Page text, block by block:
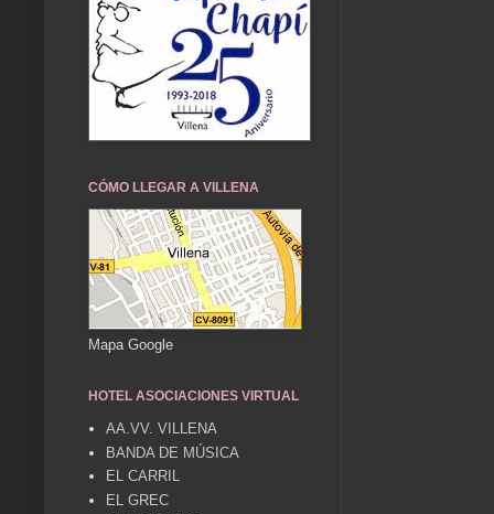
CÓMO LLEGAR A VILLENA
Mapa Google
HOTEL ASOCIACIONES VIRTUAL
AA.VV. VILLENA
BANDA DE MÚSICA
EL CARRIL
EL GREC